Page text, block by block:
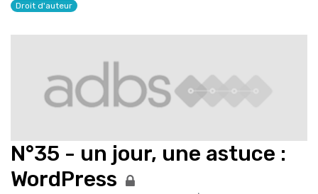
Droit d'auteur
N°35 - un jour, une astuce :
WordPress